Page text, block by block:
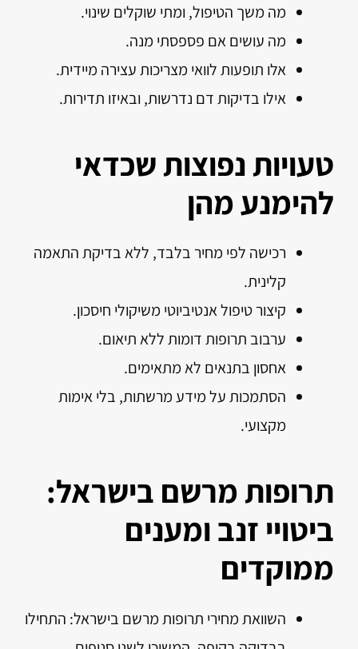
מה משך הטיפול, ומתי שוקלים שינוי.
מה עושים אם פספסתי מנה.
אלו תופעות לוואי מצריכות עצירה מיידית.
אילו בדיקות דם נדרשות, ובאיזו תדירות.
טעויות נפוצות שכדאי
להימנע מהן
רכישה לפי מחיר בלבד, ללא בדיקת התאמה
קלינית.
קיצור טיפול אנטיביוטי משיקולי חיסכון.
ערבוב תרופות דומות ללא תיאום.
אחסון בתנאים לא מתאימים.
הסתמכות על מידע מרשתות, בלי אימות
מקצועי.
תרופות מרשם בישראל:
ביטויי זנב ומענים
ממוקדים
השוואת מחירי תרופות מרשם בישראל: התחילו